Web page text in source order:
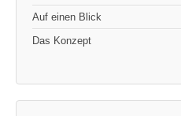
Auf einen Blick
Das Konzept